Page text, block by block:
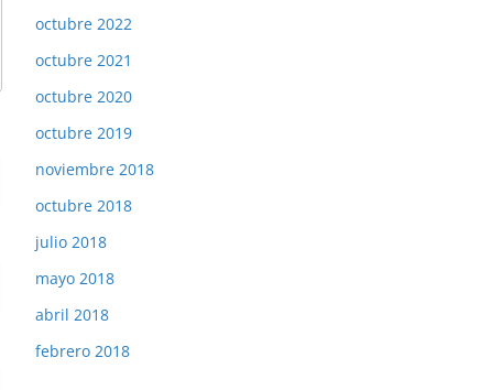
octubre 2022
octubre 2021
octubre 2020
octubre 2019
noviembre 2018
octubre 2018
julio 2018
mayo 2018
abril 2018
febrero 2018